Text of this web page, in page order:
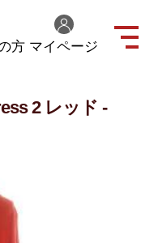
方 マイページ
2 レッド -